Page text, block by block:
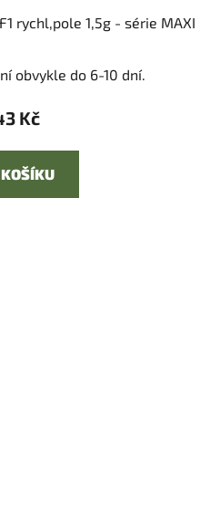
rychl,pole 1,5g - série MAXI
obvykle do 6-10 dní.
Kč